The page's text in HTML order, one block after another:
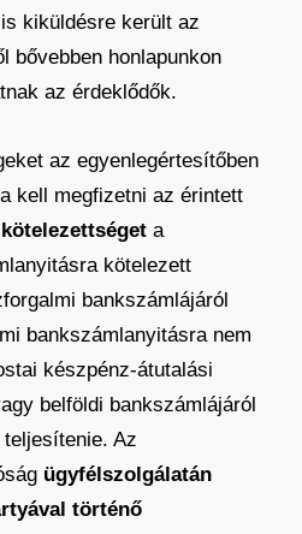
kiküldésre került az
bővebben honlapunkon
az érdeklődők.
az egyenlegértesítőben
kell megfizetni az érintett
a
kötelezett
bankszámlájáról
bankszámlanyitásra nem
készpénz-átutalási
belföldi bankszámlájáról
Az
ügyfélszolgálatán
történő